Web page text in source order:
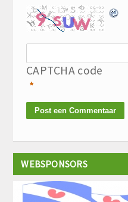
CAPTCHA code
*
WEBSPONSORS